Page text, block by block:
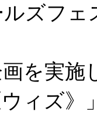
ズフェ
を実施
ィズ》